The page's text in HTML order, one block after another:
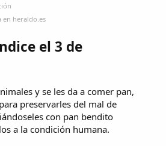
en heraldo.es
el 3 de
y se les da a comer pan,
preservarles del mal de
con pan bendito
a la condición humana.